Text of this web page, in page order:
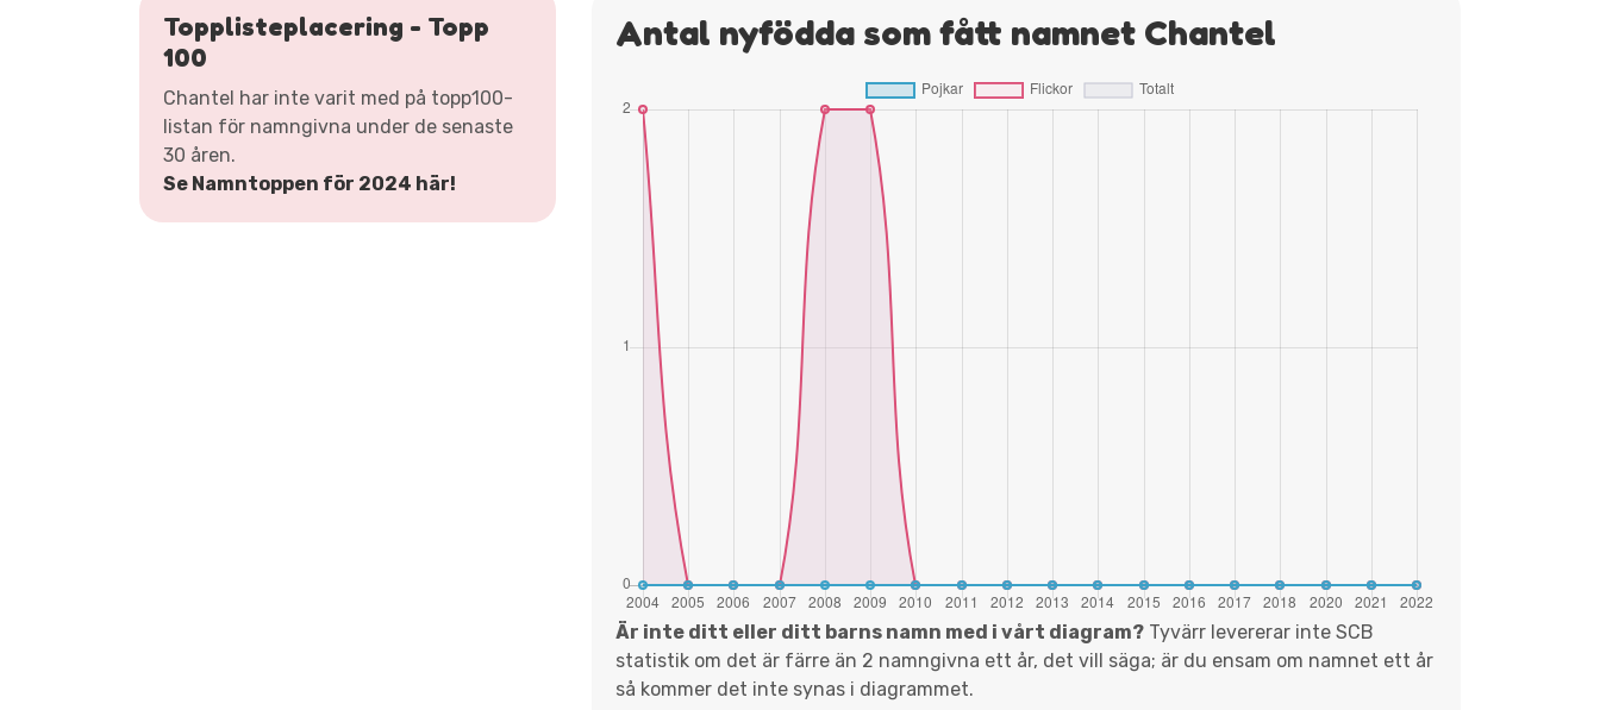
Topplisteplacering - Topp
100
Chantel har inte varit med på topp100-
listan för namngivna under de senaste
30 åren.
Se Namntoppen för 2024 här!
Antal nyfödda som fått namnet Chantel
Är inte ditt eller ditt barns namn med i vårt diagram?Tyvärr levererar inte SCB
statistik om det är färre än 2 namngivna ett år, det vill säga; är du ensam om namnet ett år
så kommer det inte synas i diagrammet.